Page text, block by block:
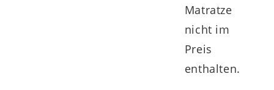
Matratze
nicht im
Preis
enthalten.